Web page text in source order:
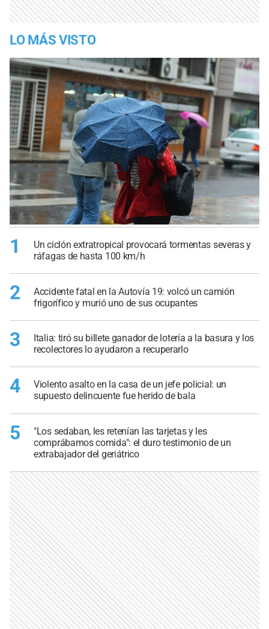
LO MÁS VISTO
1
Un ciclón extratropical provocará tormentas severas y
ráfagas de hasta 100 km/h
2
Accidente fatal en la Autovía 19: volcó un camión
frigorífico y murió uno de sus ocupantes
3
Italia: tiró su billete ganador de lotería a la basura y los
recolectores lo ayudaron a recuperarlo
4
Violento asalto en la casa de un jefe policial: un
supuesto delincuente fue herido de bala
5
"Los sedaban, les retenían las tarjetas y les
comprábamos comida": el duro testimonio de un
extrabajador del geriátrico